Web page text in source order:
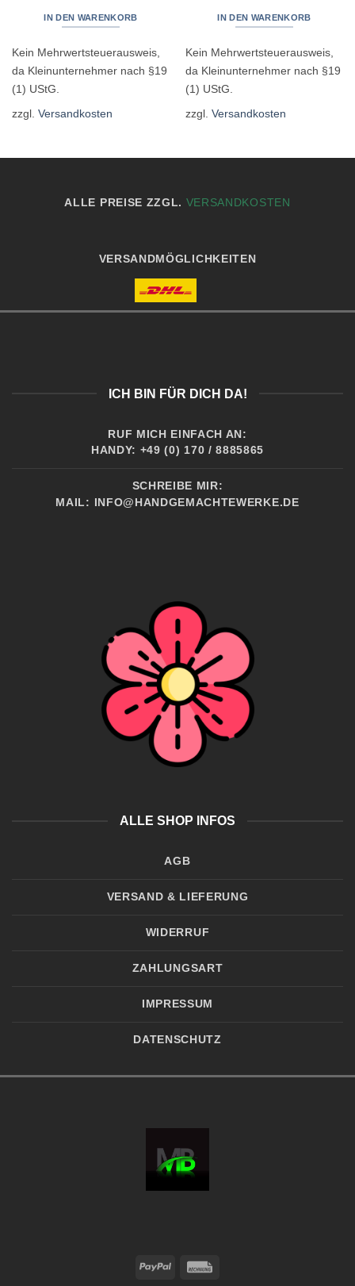
IN DEN WARENKORB
Kein Mehrwertsteuerausweis,
da Kleinunternehmer nach §19
(1) UStG.
zzgl. Versandkosten
IN DEN WARENKORB
Kein Mehrwertsteuerausweis,
da Kleinunternehmer nach §19
(1) UStG.
zzgl. Versandkosten
ALLE PREISE ZZGL. VERSANDKOSTEN
VERSANDMÖGLICHKEITEN
ICH BIN FÜR DICH DA!
RUF MICH EINFACH AN:
HANDY: +49 (0) 170 / 8885865
SCHREIBE MIR:
MAIL:
INFO@HANDGEMACHTEWERKE.DE
ALLE SHOP INFOS
AGB
VERSAND & LIEFERUNG
WIDERRUF
ZAHLUNGSART
IMPRESSUM
DATENSCHUTZ
PayPal